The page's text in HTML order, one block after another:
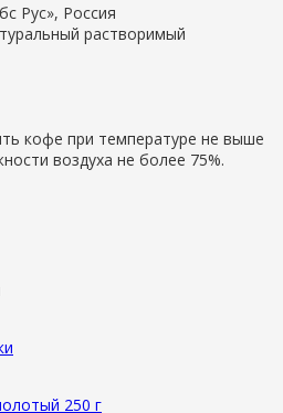
Рус», Россия
растворимый
кофе при температуре не выше
воздуха не более 75%.